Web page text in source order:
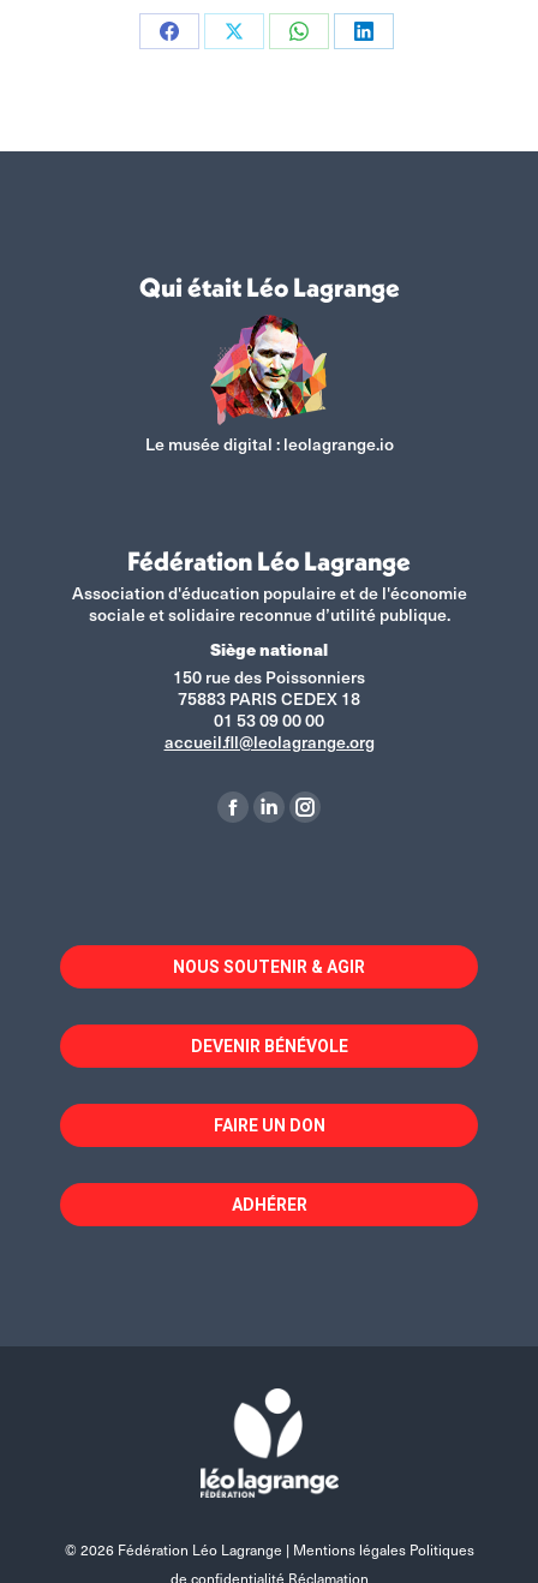
PartagerPartagerPartagerPartager
Qui était Léo Lagrange
Le musée digital :leolagrange.io
Fédération Léo Lagrange
Association d'éducation populaire et de l'économie
sociale et solidaire reconnue d’utilité publique.
Siège national
150 rue des Poissonniers
75883 PARIS CEDEX 18
01 53 09 00 00
accueil.fll@leolagrange.org
La
dans
une
fenêtre
La
dans
une
fenêtre
La
dans
une
fenêtre
NOUS SOUTENIR & AGIR
DEVENIR BÉNÉVOLE
FAIRE UN DON
ADHÉRER
© 2026 Fédération Léo Lagrange | Mentions légales Politiques
de confidentialité Réclamation